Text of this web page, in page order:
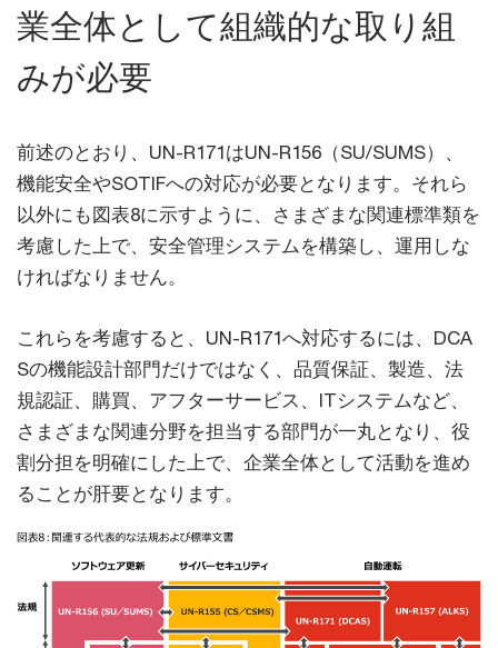
業全体として組織的な取り組
みが必要
前述のとおり、UN-R171はUN-R156（SU/SUMS）、
機能安全やSOTIFへの対応が必要となります。それら
以外にも図表8に示すように、さまざまな関連標準類を
考慮した上で、安全管理システムを構築し、運用しな
ければなりません。
これらを考慮すると、UN-R171へ対応するには、DCA
Sの機能設計部門だけではなく、品質保証、製造、法
規認証、購買、アフターサービス、ITシステムなど、
さまざまな関連分野を担当する部門が一丸となり、役
割分担を明確にした上で、企業全体として活動を進め
ることが肝要となります。